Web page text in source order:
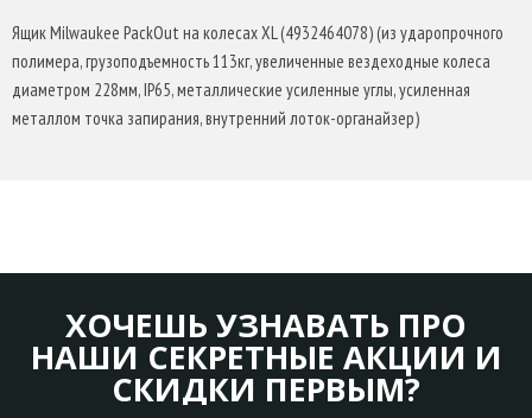
Ящик Milwaukee PackOut на колесах XL (4932464078) (из ударопрочного
полимера, грузоподъемность 113кг, увеличенные вездеходные колеса
диаметром 228мм, IP65, металлические усиленные углы, усиленная
металлом точка запирания, внутренний лоток-органайзер)
ХОЧЕШЬ УЗНАВАТЬ ПРО
НАШИ СЕКРЕТНЫЕ АКЦИИ И
СКИДКИ ПЕРВЫМ?